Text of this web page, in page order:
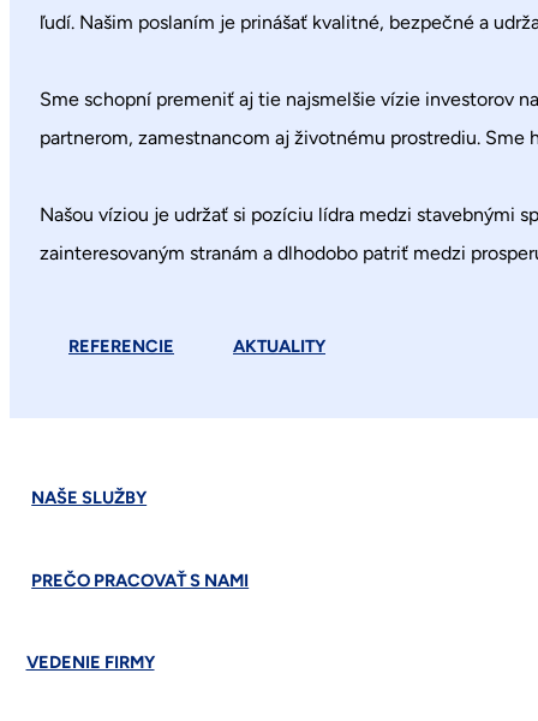
ľudí. Našim poslaním je prinášať kvalitné, bezpečné a
Sme schopní premeniť aj tie najsmelšie vízie investorov
partnerom, zamestnancom aj životnému prostrediu. Sme
Našou víziou je udržať si pozíciu lídra medzi stavebnými
zainteresovaným stranám a dlhodobo patriť medzi
REFERENCIE AKTUALITY
NAŠE SLUŽBY
PREČO PRACOVAŤ S NAMI
VEDENIE FIRMY